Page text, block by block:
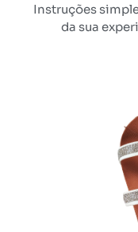
Instruções
da sua